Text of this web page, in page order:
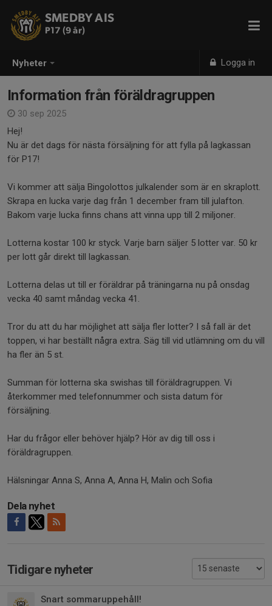
Nyheter Logga in
SMEDBY AIS
P17 (9 år)
Information från föräldragruppen
30 sep 2025
Hej!
Nu är det dags för nästa försäljning för att fylla på lagkassan
för P17!
Vi kommer att sälja Bingolottos julkalender som är en skraplott.
Skrapa en lucka varje dag från 1 december fram till julafton.
Bakom varje lucka finns chans att vinna upp till 2 miljoner.
Lotterna kostar 100 kr styck. Varje barn säljer 5 lotter var. 50 kr
per lott går direkt till lagkassan.
Lotterna delas ut till er föräldrar på träningarna nu på onsdag
vecka 40 samt måndag vecka 41.
Tror du att du har möjlighet att sälja fler lotter? I så fall är det
toppen, vi har beställt några extra. Säg till vid utlämning om du vill
ha fler än 5 st.
Summan för lotterna ska swishas till föräldragruppen. Vi
återkommer med telefonnummer och sista datum för
försäljning.
Har du frågor eller behöver hjälp? Hör av dig till oss i
föräldragruppen.
Hälsningar Anna S, Anna A, Anna H, Malin och Sofia
Dela nyhet
Tidigare nyheter
Snart sommaruppehåll!